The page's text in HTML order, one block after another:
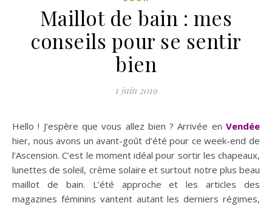
Maillot de bain : mes
conseils pour se sentir
bien
1 juin 2019
Hello ! J’espère que vous allez bien ? Arrivée en Vendée
hier, nous avons un avant-goût d’été pour ce week-end de
l’Ascension. C’est le moment idéal pour sortir les chapeaux,
lunettes de soleil, crème solaire et surtout notre plus beau
maillot de bain. L’été approche et les articles des
magazines féminins vantent autant les derniers régimes,